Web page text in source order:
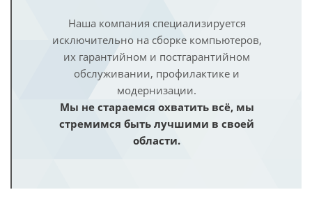
Наша компания специализируется
исключительно на сборке компьютеров,
их гарантийном и постгарантийном
обслуживании, профилактике и
модернизации.
Мы не стараемся охватить всё, мы
стремимся быть лучшими в своей
области.